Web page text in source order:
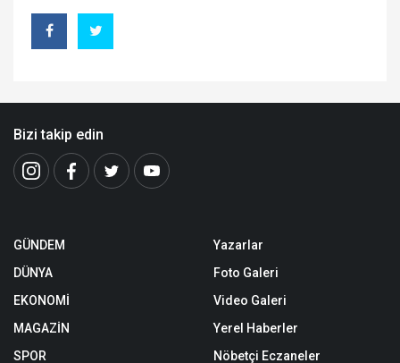
Bizi takip edin
GÜNDEM
DÜNYA
EKONOMİ
MAGAZİN
SPOR
Yazarlar
Foto Galeri
Video Galeri
Yerel Haberler
Nöbetçi Eczaneler